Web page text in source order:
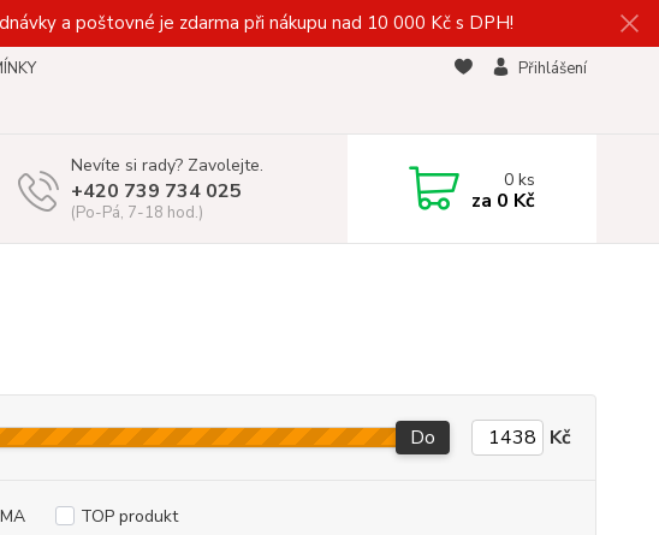
a poštovné je zdarma při nákupu nad 10 000 Kč s DPH!
Přihlášení
Nevíte si rady? Zavolejte.
+420 739 734 025
(Po-Pá, 7-18 hod.)
0ks
za 0 Kč
Do Kč
TOP produkt